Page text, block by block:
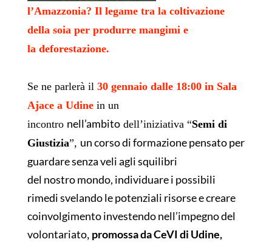
l’Amazzonia? Il legame tra la coltivazione
della soia per produrre mangimi e
la deforestazione.
Se ne parlerà il 30 gennaio dalle 18:00 in Sala
Ajace a Udinein un
incontro nell’ambitodell’iniziativa “Semi di
Giustizia”, un corso di formazione pensato per
guardare senza veli agli squilibri
del nostro mondo, individuare i possibili
rimedi svelando le potenziali risorse e creare
coinvolgimento investendo nell’impegno del
volontariato, promossa da CeVI di Udine,